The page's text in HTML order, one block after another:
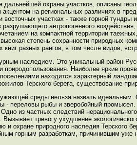
дальнейшей охраны участков, описаны
на региональных различиях в
участках - также горной
антропогенного
на компактной территории
степень сохранности природных
разных рангов, в том числе видов,
наследием. Это уникальный район
Наиболее яркие
находится характерный
Терского берега, существование
среды нельзя назвать идеальным.
переловы рыбы и зверобойный
из частных следствий
тревогу ухудшение
охране природного наследия Терского
горным разработкам, причинившим